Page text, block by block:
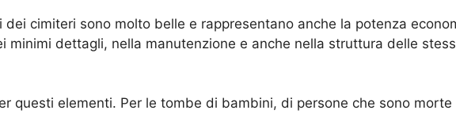
cimiteri sono molto belle e rappresentano anche la potenza
minimi dettagli, nella manutenzione e anche nella struttura delle
questi elementi. Per le tombe di bambini, di persone che sono